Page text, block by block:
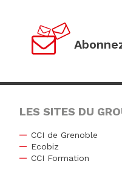
LES SITES DU
CCI de Grenoble
Ecobiz
CCI Formation